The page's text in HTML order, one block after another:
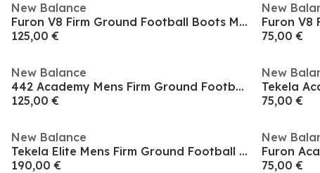
New Balance
Furon V8 Firm Ground Football Boots Mens
125,00 €
New
Furon V8
75,00 €
New Balance
442 Academy Mens Firm Ground Football Boots
125,00 €
New
75,00 €
New Balance
Tekela Elite Mens Firm Ground Football Boots
190,00 €
New
75,00 €